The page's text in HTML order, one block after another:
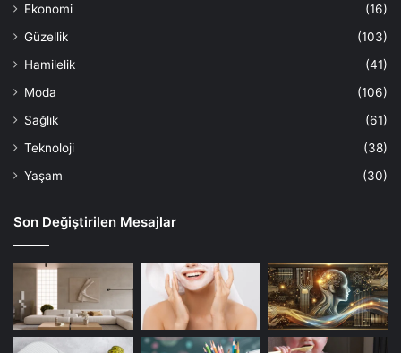
Ekonomi
(16)
Güzellik
(103)
Hamilelik
(41)
Moda
(106)
Sağlık
(61)
Teknoloji
(38)
Yaşam
(30)
Son Değiştirilen Mesajlar